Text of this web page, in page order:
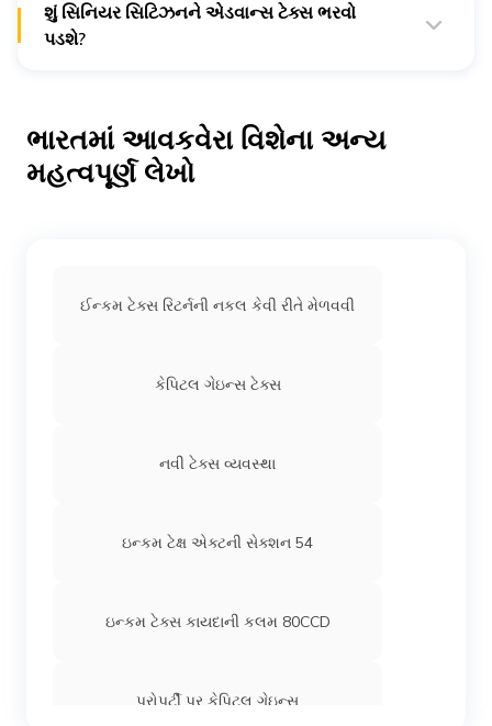
લઈ શકે છે. નવી ટેક્સ વ્યવસ્થા હેઠળ, તેઓ નાણાકીય વર્ષ 2022-
23 માટે ₹2.5 લાખ અને નાણાકીય વર્ષ 2023-24 માટે ₹3 લાખ
સુધીની મુક્તિનો દાવો કરી શકે છે.
શું સિનિયર સિટિઝનને એડવાન્સ ટેક્સ ભરવો
પડશે?
ભારતમાં આવકવેરા વિશેના અન્ય
મહત્વપૂર્ણ લેખો
ઈન્કમ ટેક્સ રિટર્નની નકલ કેવી રીતે મેળવવી
કેપિટલ ગેઇન્સ ટેક્સ
નવી ટેક્સ વ્યવસ્થા
ઇન્કમ ટેક્ષ એક્ટની સેક્શન 54
ઇન્કમ ટેક્સ કાયદાની કલમ 80CCD
પ્રોપર્ટી પર કેપિટલ ગેઇન્સ